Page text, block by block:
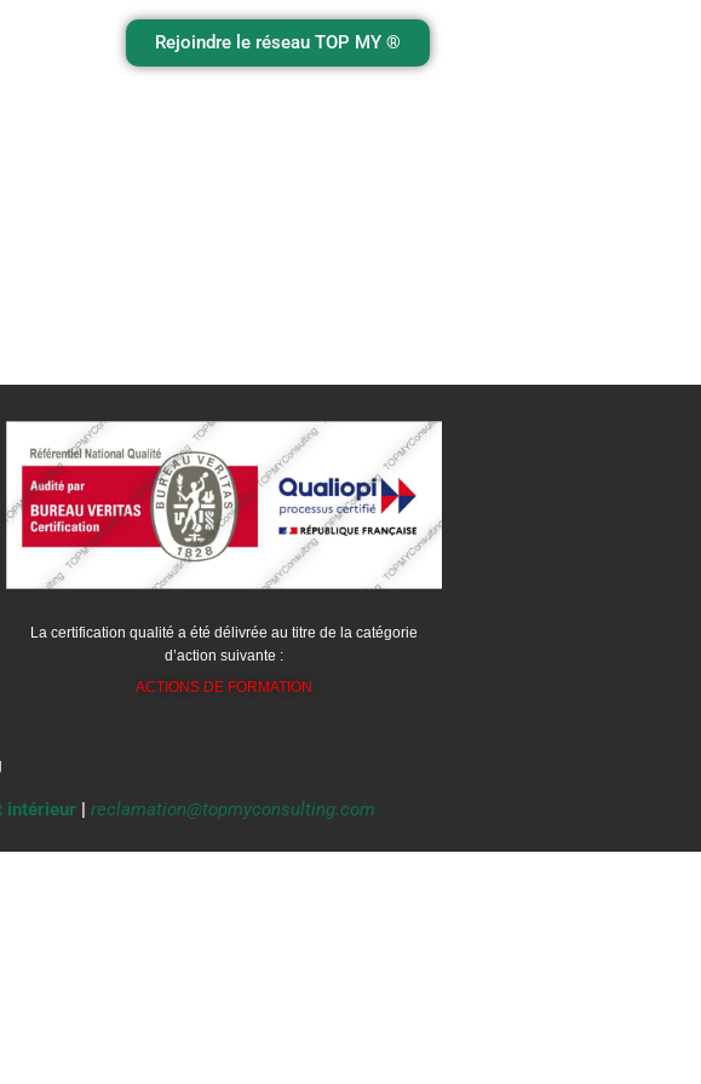
Rejoindre le réseau TOP MY ®️
La certification qualité a été délivrée au titre de la catégorie
d’action suivante :
ACTIONS DE FORMATION
intérieur | reclamation@topmyconsulting.com